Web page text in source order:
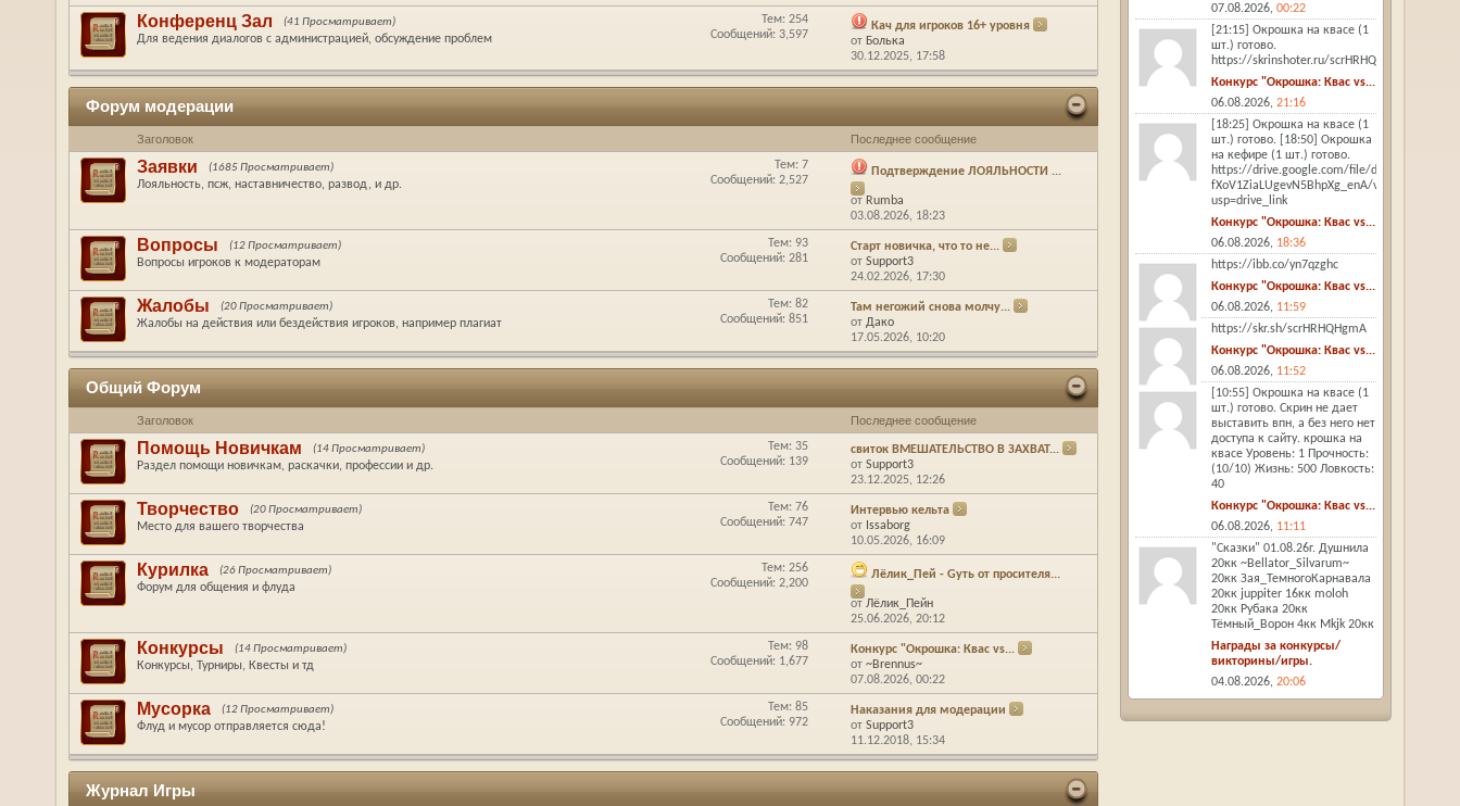
Конференц Зал (41 Просматривает)
Для ведения диалогов с администрацией, обсуждение проблем
Тем: 254
Сообщений: 3,597
Кач для игроков 16+ уровня
от Болька
30.12.2025, 17:58
Форум модерации
Заголовок Последнее сообщение
Заявки (1685 Просматривает)
Лояльность, псж, наставничество, развод, и др.
Тем: 7
Сообщений: 2,527
Подтверждение ЛОЯЛЬНОСТИ ...
от Rumba
03.08.2026, 18:23
Вопросы (12 Просматривает)
Вопросы игроков к модераторам
Тем: 93
Сообщений: 281
Старт новичка, что то не...
от Support3
24.02.2026, 17:30
Жалобы (20 Просматривает)
Жалобы на действия или бездействия игроков, например плагиат
Тем: 82
Сообщений: 851
Там негожий снова молчу...
от Дако
17.05.2026, 10:20
Общий Форум
Заголовок Последнее сообщение
Помощь Новичкам (14 Просматривает)
Раздел помощи новичкам, раскачки, профессии и др.
Тем: 35
Сообщений: 139
свиток ВМЕШАТЕЛЬСТВО В ЗАХВАТ...
от Support3
23.12.2025, 12:26
Творчество (20 Просматривает)
Место для вашего творчества
Тем: 76
Сообщений: 747
Интервью кельта
от Issaborg
10.05.2026, 16:09
Курилка (26 Просматривает)
Форум для общения и флуда
Тем: 256
Сообщений: 2,200
Лёлик_Пей - Gуть от просителя...
от Лёлик_Пейн
25.06.2026, 20:12
Конкурсы (14 Просматривает)
Конкурсы, Турниры, Квесты и тд
Тем: 98
Сообщений: 1,677
Конкурс "Окрошка: Квас vs...
от ~Brennus~
07.08.2026, 00:22
Мусорка (12 Просматривает)
Флуд и мусор отправляется сюда!
Тем: 85
Сообщений: 972
Наказания для модерации
от Support3
11.12.2018, 15:34
Журнал Игры
07.08.2026, 00:22
[21:15] Окрошка на квасе (1
шт.) готово.
https://skrinshoter.ru/scrHRHQHgmA
Конкурс "Окрошка: Квас vs...
06.08.2026, 21:16
[18:25] Окрошка на квасе (1
шт.) готово. [18:50] Окрошка
на кефире (1 шт.) готово.
https://drive.google.com/file/d/1j1PbWTy-
fXoV1ZiaLUgevN5BhpXg_enA/view?
usp=drive_link
Конкурс "Окрошка: Квас vs...
06.08.2026, 18:36
https://ibb.co/yn7qzghc
Конкурс "Окрошка: Квас vs...
06.08.2026, 11:59
https://skr.sh/scrHRHQHgmA
Конкурс "Окрошка: Квас vs...
06.08.2026, 11:52
[10:55] Окрошка на квасе (1
шт.) готово. Скрин не дает
выставить впн, а без него нет
доступа к сайту. крошка на
квасе Уровень: 1 Прочность:
(10/10) Жизнь: 500 Ловкость:
40
Конкурс "Окрошка: Квас vs...
06.08.2026, 11:11
"Сказки" 01.08.26г. Душнила
20кк ~Bellator_Silvarum~
20кк Зая_ТемногоКарнавала
20кк juppiter 16кк moloh
20кк Рубака 20кк
Тёмный_Ворон 4кк Mkjk 20кк
Награды за конкурсы/
викторины/игры.
04.08.2026, 20:06